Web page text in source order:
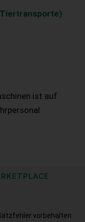
Tiertransporte)
ist auf
vorbehalten.